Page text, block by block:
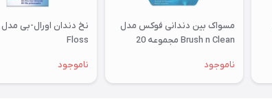
مسواک بین دندانی فوکس مدل
Brush n Clean مجموعه 20
ناموجود
Floss
ناموجود